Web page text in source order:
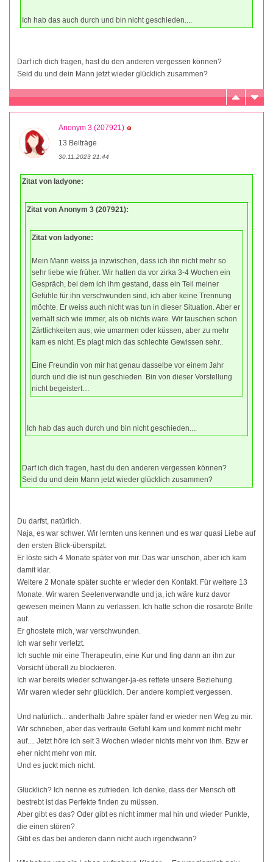
Ich hab das auch durch und bin nicht geschieden....
Darf ich dich fragen, hast du den anderen vergessen können?
Seid du und dein Mann jetzt wieder glücklich zusammen?
Anonym 3 (207921)
13 Beiträge
30.11.2023 21:44
Zitat von ladyone:
Zitat von Anonym 3 (207921):
Zitat von ladyone:
Mein Mann weiss ja inzwischen, dass ich ihn nicht mehr so
sehr liebe wie früher. Wir hatten da vor zirka 3-4 Wochen ein
Gespräch, bei dem ich ihm gestand, dass ein Teil meiner
Gefühle für ihn verschwunden sind, ich aber keine Trennung
möchte. Er weiss auch nicht was tun in dieser Situation. Aber er
verhält sich wie immer, als ob nichts wäre. Wir tauschen schon
Zärtlichkeiten aus, wie umarmen oder küssen, aber zu mehr
kam es nicht. Es plagt mich das schlechte Gewissen sehr..
Eine Freundin von mir hat genau dasselbe vor einem Jahr
durch und die ist nun geschieden. Bin von dieser Vorstellung
nicht begeistert…
Ich hab das auch durch und bin nicht geschieden....
Darf ich dich fragen, hast du den anderen vergessen können?
Seid du und dein Mann jetzt wieder glücklich zusammen?
Du darfst, natürlich.
Naja, es war schwer. Wir lernten uns kennen und es war quasi Liebe auf
den ersten Blick-überspitzt.
Er löste sich 4 Monate später von mir. Das war unschön, aber ich kam
damit klar.
Weitere 2 Monate später suchte er wieder den Kontakt. Für weitere 13
Monate. Wir waren Seelenverwandte und ja, ich wäre kurz davor
gewesen meinen Mann zu verlassen. Ich hatte schon die rosarote Brille
auf.
Er ghostete mich, war verschwunden.
Ich war sehr verletzt.
Ich suchte mir eine Therapeutin, eine Kur und fing dann an ihn zur
Vorsicht überall zu blockieren.
Ich war bereits wieder schwanger-ja-es rettete unsere Beziehung.
Wir waren wieder sehr glücklich. Der andere komplett vergessen.
Und natürlich... anderthalb Jahre später fand er wieder nen Weg zu mir.
Wir schrieben, aber das vertraute Gefühl kam und kommt nicht mehr
auf.... Jetzt höre ich seit 3 Wochen wieder nichts mehr von ihm. Bzw er
eher nicht mehr von mir.
Und es juckt mich nicht.
Glücklich? Ich nenne es zufrieden. Ich denke, dass der Mensch oft
bestrebt ist das Perfekte finden zu müssen.
Aber gibt es das? Oder gibt es nicht immer mal hin und wieder Punkte,
die einen stören?
Gibt es das bei anderen dann nicht auch irgendwann?